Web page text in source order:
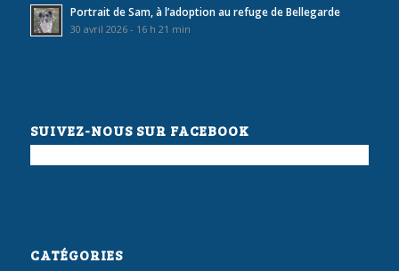
Portrait de Sam, à l’adoption au refuge de Bellegarde
30 avril 2026 - 16 h 21 min
SUIVEZ-NOUS SUR FACEBOOK
CATÉGORIES